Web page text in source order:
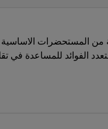
من المستحضرات الاساسية
الفوائد للمساعدة في